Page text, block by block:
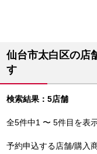
仙台市太白区の店
す
検索結果：5店舗
全5件中1 〜 5件目を表
予約申込する店舗/購入